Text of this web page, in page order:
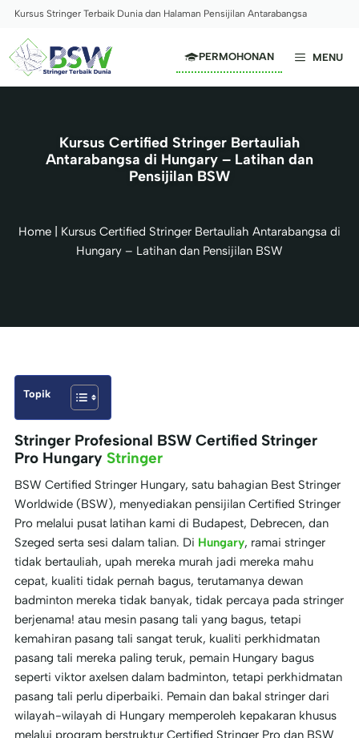
Skip
content
Kursus Stringer Terbaik Dunia dan Halaman Pensijilan Antarabangsa
MENU
PERMOHONAN
Kursus Certified Stringer Bertauliah
Antarabangsa di Hungary – Latihan dan
Pensijilan BSW
Home
Kursus Certified Stringer Bertauliah Antarabangsa di
Hungary – Latihan dan Pensijilan BSW
Topik
Stringer Profesional BSW Certified Stringer
Pro Hungary Stringer
BSW Certified Stringer Hungary, satu bahagian Best Stringer
Worldwide (BSW), menyediakan pensijilan Certified Stringer
Pro melalui pusat latihan kami di Budapest, Debrecen, dan
Szeged serta sesi dalam talian. Di Hungary, ramai stringer
tidak bertauliah, upah mereka murah jadi mereka mahu
cepat, kualiti tidak pernah bagus, terutamanya dewan
badminton mereka tidak banyak, tidak percaya pada stringer
berjenama! atau mesin pasang tali yang bagus, tetapi
kemahiran pasang tali sangat teruk, kualiti perkhidmatan
pasang tali mereka paling teruk, pemain Hungary bagus
seperti viktor axelsen dalam badminton, tetapi perkhidmatan
pasang tali perlu diperbaiki. Pemain dan bakal stringer dari
wilayah-wilayah di Hungary memperoleh kepakaran khusus
melalui program berstruktur Certified Stringer Pro dan BSW